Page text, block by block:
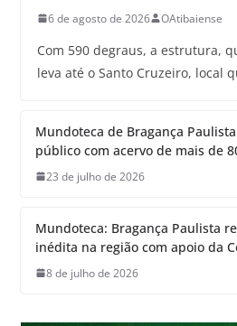
6 de agosto de 2026 OAtibaiense
Com 590 degraus, a estrutura,
leva até o Santo Cruzeiro, local
Mundoteca de Bragança
público com acervo de mais de
23 de julho de 2026
Mundoteca: Bragança Paulista
inédita na região com apoio da
8 de julho de 2026